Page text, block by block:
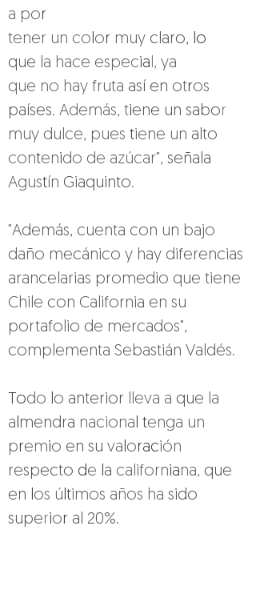
a por
tener un color muy claro, lo
que la hace especial, ya
que no hay fruta así en otros
países. Además, tiene un sabor
muy dulce, pues tiene un alto
contenido de azúcar", señala
Agustín Giaquinto.
"Además, cuenta con un bajo
daño mecánico y hay diferencias
arancelarias promedio que tiene
Chile con California en su
portafolio de mercados",
complementa Sebastián Valdés.
Todo lo anterior lleva a que la
almendra nacional tenga un
premio en su valoración
respecto de la californiana, que
en los últimos años ha sido
superior al 20%.